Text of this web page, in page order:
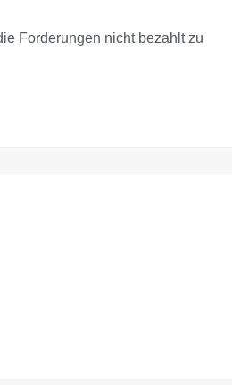
Forderungen nicht bezahlt zu